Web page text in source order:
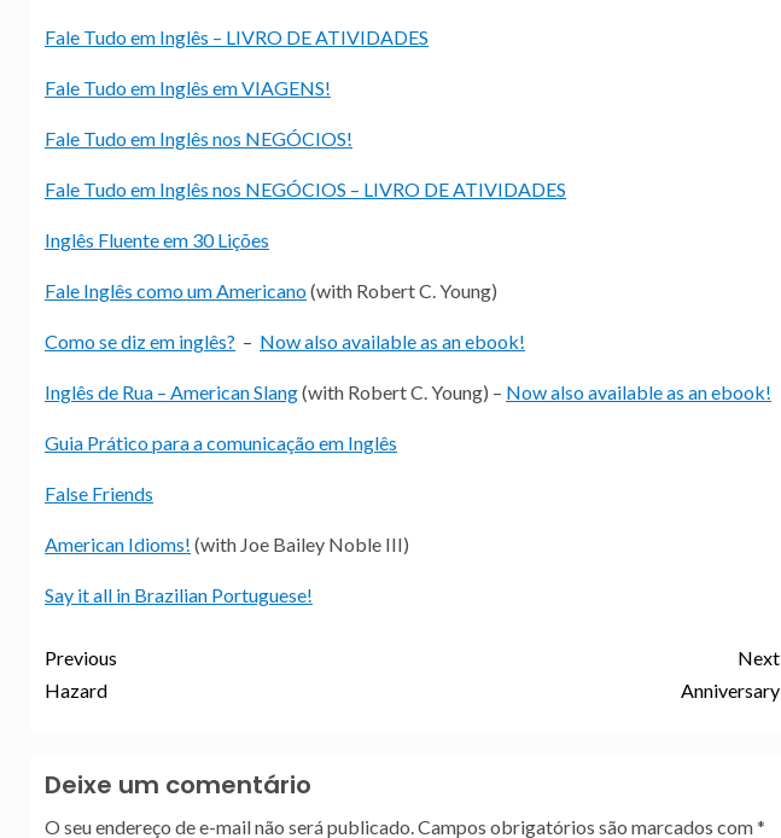
Fale Tudo em Inglês – LIVRO DE ATIVIDADES
Fale Tudo em Inglês em VIAGENS!
Fale Tudo em Inglês nos NEGÓCIOS!
Fale Tudo em Inglês nos NEGÓCIOS – LIVRO DE ATIVIDADES
Inglês Fluente em 30 Lições
Fale Inglês como um Americano(with Robert C. Young)
Como se diz em inglês? – Now also available as an ebook!
Inglês de Rua – American Slang(with Robert C. Young) – Now also available as an ebook!
Guia Prático para a comunicação em Inglês
False Friends
American Idioms! (with Joe Bailey Noble III)
Say it all in Brazilian Portuguese!
Previous
Hazard
Next
Anniversary
Deixe um comentário
O seu endereço de e-mail não será publicado.Campos obrigatórios são marcados com*